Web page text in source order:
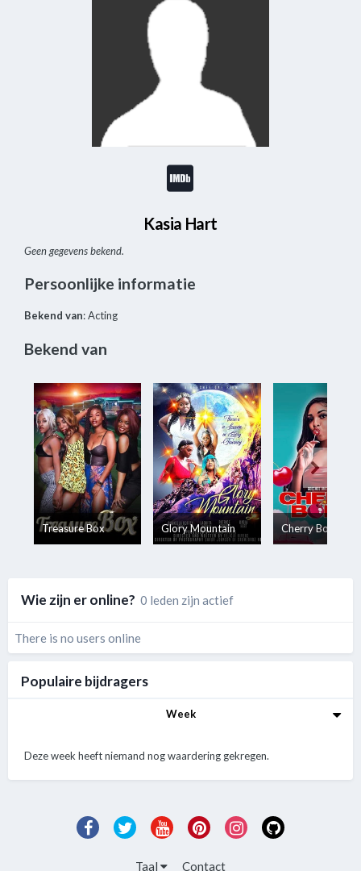
Kasia Hart
Geen gegevens bekend.
Persoonlijke informatie
Bekend van: Acting
Bekend van
Treasure Box Glory Mountain Cherry Bomb
Wie zijn er online? 0 leden zijn actief
There is no users online
Populaire bijdragers
Week
Deze week heeft niemand nog waardering gekregen.
Taal Contact